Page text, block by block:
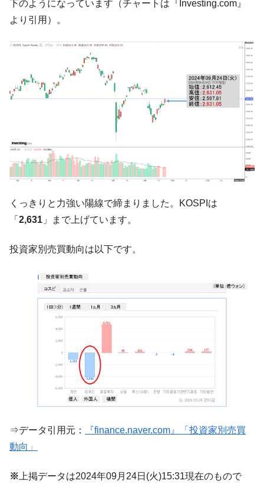
落！
兵器「K10」が改良に乗り出す。
韓国「2026年07月の輸出入」絶好調。半導
体だけで410億ドル、輸出全体の41％もある
『Money1』
韓国･李在明「青年層の雇用状況が悪い。せ
や、若者に起業させよう」⇒ どんな雇用対策だソレ。
【韓国の外貨準備】2026年07月は4,279億ド
『Money1』
韓国「ここは北朝鮮なのか。選管がサーバ
ーにウソのデータを入力したのは明白だ」
言。
『Money1』
韓国は「中国と同じく」投資に不適格な国
『Money1』
『韓国銀行』が「金の保有量を増やしま
『Money1』
韓国･外為取引量「1日当たり1,214.4億ド
ル」まで拡大 ⇒ 海外資金の動きに強く左右される状態
『Money1』
韓国･帰ってきた李在明。李在明を支持しな
『Money1』
韓国大統領府ボンクラ政策室長が告発され
た ⇒ 国家が行った恐るべき株価操作であり、空前の国政壟
韓国･警察職員が「丸刈りになって抗議活
『Money1』
中国だけが鉄鋼輸出を異常増加させる ⇒ 中
国の過剰生産が世界を蝕む。
種は全般的「不調」⇒ PSIが示す現況は決して良くない。
下のようになっています（チャートは『Investing.com』
より引用）。
くっきりと力強い陽線で締まりました。KOSPIは
「 2,631 」まで上げています。
投資家別売買動向は以下です。
⇒データ引用元：
『finance.naver.com』「投資家別売買
動向」
※上掲データは2024年09月24日(火)15:31現在のもので